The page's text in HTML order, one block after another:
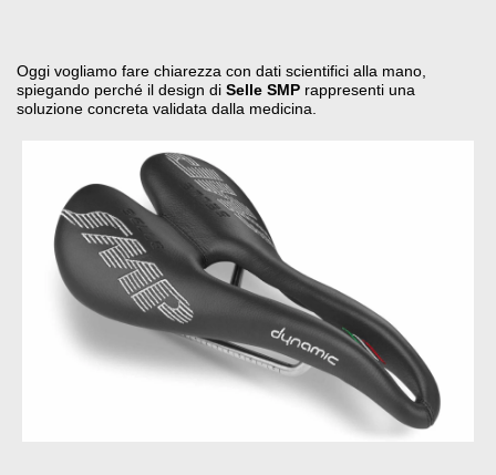
Oggi vogliamo fare chiarezza con dati scientifici alla mano,
spiegando perché il design di Selle SMP rappresenti una
soluzione concreta validata dalla medicina.